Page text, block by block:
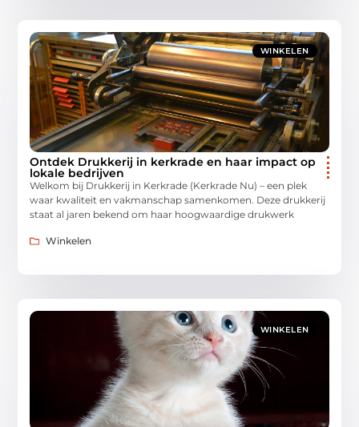
WINKELEN
Ontdek Drukkerij in kerkrade en haar impact op
lokale bedrijven
Welkom bij Drukkerij in Kerkrade (Kerkrade Nu) – een plek
waar kwaliteit en vakmanschap samenkomen. Deze drukkerij
staat al jaren bekend om haar hoogwaardige drukwerk
Winkelen
WINKELEN